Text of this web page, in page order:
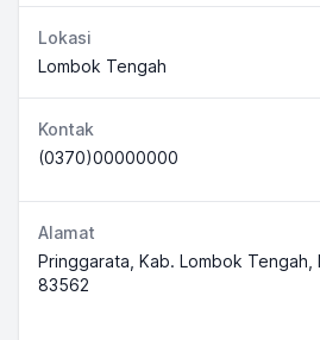
Lokasi
Lombok Tengah
Kontak
(0370)00000000
Alamat
Pringgarata, Kab. Lombok Tengah,
83562